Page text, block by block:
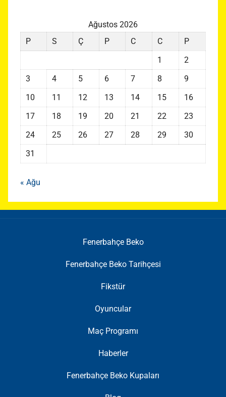
Ağustos 2026
P
S Ç P C C
P
1
2
3
4 5 6 7 8
9
10
11 12 13 14 15
16
17
18 19 20 21 22
23
24
25 26 27 28 29
30
31
« Ağu
Fenerbahçe Beko
Fenerbahçe Beko Tarihçesi
Fikstür
Oyuncular
Maç Programı
Haberler
Fenerbahçe Beko Kupaları